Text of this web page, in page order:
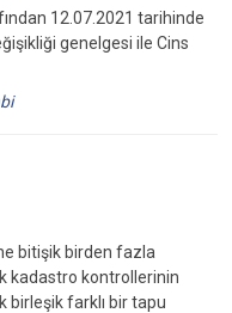
12.07.2021 tarihinde
genelgesi ile Cins
bitişik birden fazla
kadastro kontrollerinin
birleşik farklı bir tapu